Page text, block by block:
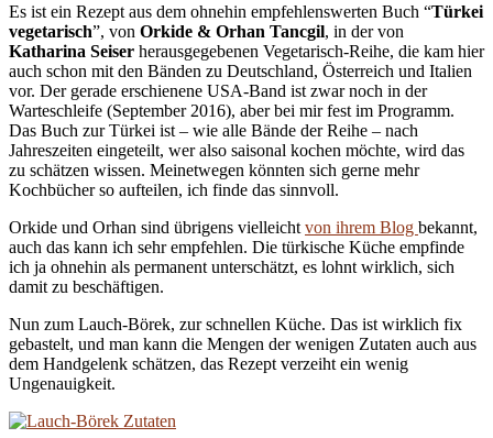
Es ist ein Rezept aus dem ohnehin empfehlenswerten Buch “Türkei
vegetarisch”, von Orkide & Orhan Tancgil, in der von
Katharina Seiser herausgegebenen Vegetarisch-Reihe, die kam hier
auch schon mit den Bänden zu Deutschland, Österreich und Italien
vor. Der gerade erschienene USA-Band ist zwar noch in der
Warteschleife (September 2016), aber bei mir fest im Programm.
Das Buch zur Türkei ist – wie alle Bände der Reihe – nach
Jahreszeiten eingeteilt, wer also saisonal kochen möchte, wird das
zu schätzen wissen. Meinetwegen könnten sich gerne mehr
Kochbücher so aufteilen, ich finde das sinnvoll.
Orkide und Orhan sind übrigens vielleicht von ihrem Blog bekannt,
auch das kann ich sehr empfehlen. Die türkische Küche empfinde
ich ja ohnehin als permanent unterschätzt, es lohnt wirklich, sich
damit zu beschäftigen.
Nun zum Lauch-Börek, zur schnellen Küche. Das ist wirklich fix
gebastelt, und man kann die Mengen der wenigen Zutaten auch aus
dem Handgelenk schätzen, das Rezept verzeiht ein wenig
Ungenauigkeit.